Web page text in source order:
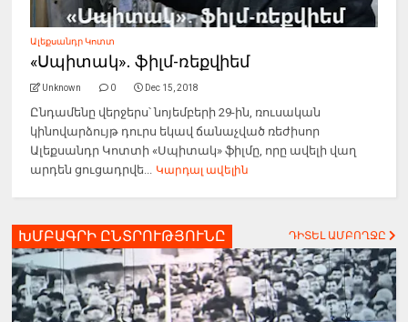
Ալեքսանդր Կոտտ
«Սպիտակ»․ ֆիլմ-ռեքվիեմ
Unknown 0 Dec 15, 2018
Ընդամենը վերջերս՝ նոյեմբերի 29-ին, ռուսական
կինովարձույթ դուրս եկավ ճանաչված ռեժիսոր
Ալեքսանդր Կոտտի «Սպիտակ» ֆիլմը, որը ավելի վաղ
արդեն ցուցադրվե... Կարդալ ավելին
ԽՄԲԱԳՐԻ ԸՆՏՐՈՒԹՅՈՒՆԸ ԴԻՏԵԼ ԱՄԲՈՂՋԸ